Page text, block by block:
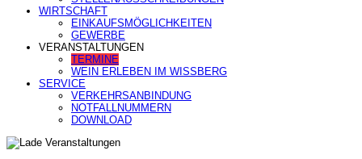
WIRTSCHAFT
EINKAUFSMÖGLICHKEITEN
GEWERBE
VERANSTALTUNGEN
TERMINE
WEIN ERLEBEN IM WISSBERG
SERVICE
VERKEHRSANBINDUNG
NOTFALLNUMMERN
DOWNLOAD